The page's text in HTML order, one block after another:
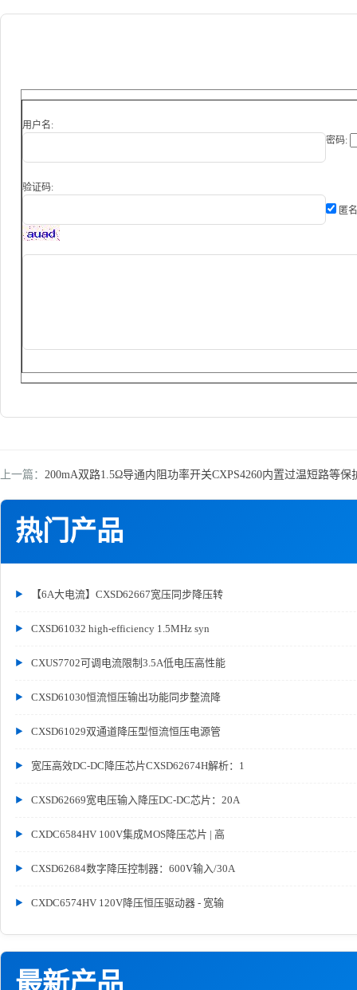
热门产品
【6A大电流】CXSD62667宽压同步降压转
CXSD61032 high-efficiency 1.5MHz syn
CXUS7702可调电流限制3.5A低电压高性能
CXSD61030恒流恒压输出功能同步整流降
CXSD61029双通道降压型恒流恒压电源管
宽压高效DC-DC降压芯片CXSD62674H解析：1
CXSD62669宽电压输入降压DC-DC芯片：20A
CXDC6584HV 100V集成MOS降压芯片 | 高
CXSD62684数字降压控制器：600V输入/30A
CXDC6574HV 120V降压恒压驱动器 - 宽输
最新产品
用户名:
密码:
验证码:
匿
上一篇： 200mA双路1.5Ω导通内阻功率开关CXPS4260内置过温短路等保